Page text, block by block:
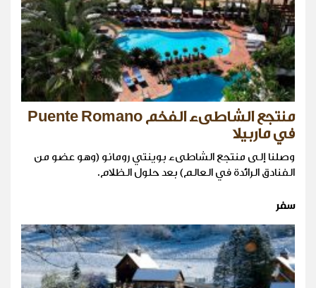
منتجع الشاطىء الفخم Puente Romano
في ماربيلا
وصلنا إلى منتجع الشاطىء بوينتي رومانو (وهو عضو من
الفنادق الرائدة في العالم) بعد حلول الظلام.
سفر